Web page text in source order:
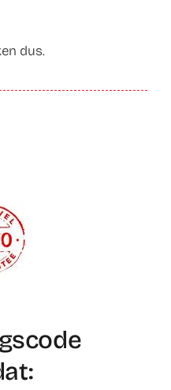
dus.